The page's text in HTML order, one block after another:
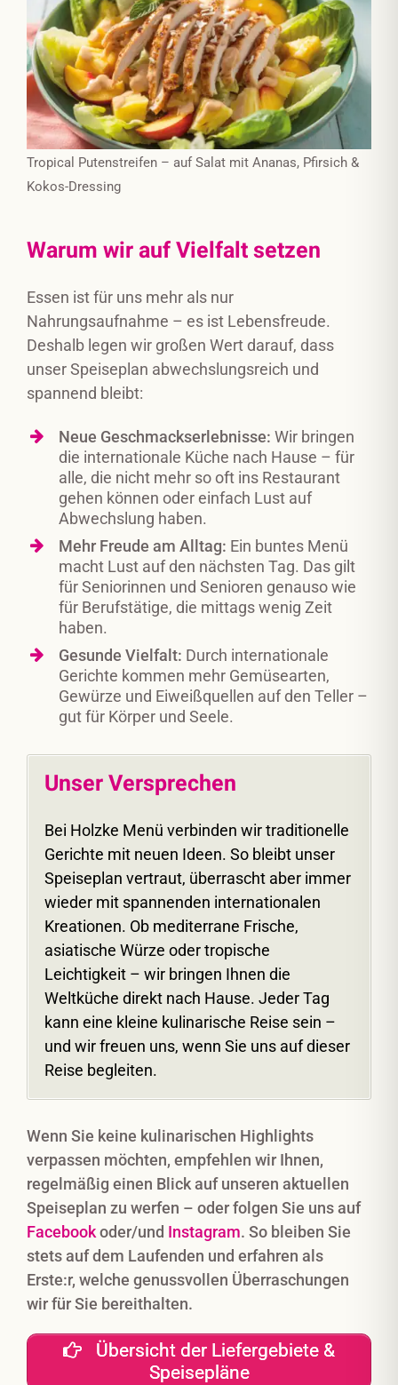
Tropical Putenstreifen – auf Salat mit Ananas, Pfirsich &
Kokos-Dressing
Warum wir auf Vielfalt setzen
Essen ist für uns mehr als nur
Nahrungsaufnahme – es ist Lebensfreude.
Deshalb legen wir großen Wert darauf, dass
unser Speiseplan abwechslungsreich und
spannend bleibt:
Neue Geschmackserlebnisse: Wir bringen
die internationale Küche nach Hause – für
alle, die nicht mehr so oft ins Restaurant
gehen können oder einfach Lust auf
Abwechslung haben.
Mehr Freude am Alltag: Ein buntes Menü
macht Lust auf den nächsten Tag. Das gilt
für Seniorinnen und Senioren genauso wie
für Berufstätige, die mittags wenig Zeit
haben.
Gesunde Vielfalt: Durch internationale
Gerichte kommen mehr Gemüsearten,
Gewürze und Eiweißquellen auf den Teller –
gut für Körper und Seele.
Unser Versprechen
Bei Holzke Menü verbinden wir traditionelle
Gerichte mit neuen Ideen. So bleibt unser
Speiseplan vertraut, überrascht aber immer
wieder mit spannenden internationalen
Kreationen. Ob mediterrane Frische,
asiatische Würze oder tropische
Leichtigkeit – wir bringen Ihnen die
Weltküche direkt nach Hause. Jeder Tag
kann eine kleine kulinarische Reise sein –
und wir freuen uns, wenn Sie uns auf dieser
Reise begleiten.
Wenn Sie keine kulinarischen Highlights
verpassen möchten, empfehlen wir Ihnen,
regelmäßig einen Blick auf unseren aktuellen
Speiseplan zu werfen – oder folgen Sie uns auf
Facebookoder/und Instagram. So bleiben Sie
stets auf dem Laufenden und erfahren als
Erste:r, welche genussvollen Überraschungen
wir für Sie bereithalten.
Übersicht der Liefergebiete &
Speisepläne